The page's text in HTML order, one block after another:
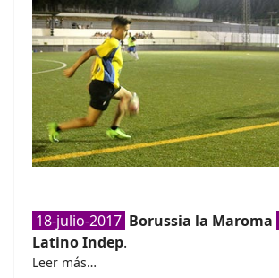
18-julio-2017 Borussia la Maroma
Latino Indep.
Leer más…